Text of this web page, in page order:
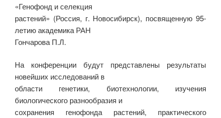
«Генофонд и селекция
растений» (Россия, г. Новосибирск), посвященную 95-
летию академика РАН
Гончарова П.Л.
На конференции будут представлены результаты
новейших исследований в
области генетики, биотехнологии, изучения
биологического разнообразия и
сохранения генофонда растений, практического